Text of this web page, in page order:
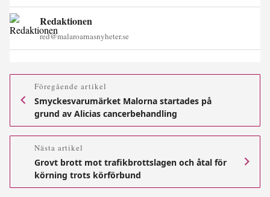
Redaktionen
red@malaroarnasnyheter.se
Föregående artikel
Smyckesvarumärket Malorna startades på
grund av Alicias cancerbehandling
Nästa artikel
Grovt brott mot trafikbrottslagen och åtal för
körning trots körförbund